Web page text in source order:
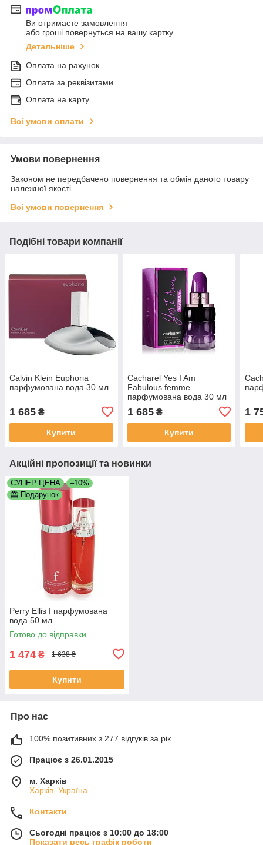
Ви отримаєте замовлення
або гроші повернуться на вашу картку
Детальніше
Оплата на рахунок
Оплата за реквізитами
Оплата на карту
Всі умови оплати
Умови повернення
Законом не передбачено повернення та обмін даного товару
належної якості
Всі умови повернення
Подібні товари компанії
Calvin Klein Euphoria
парфумована вода 30 мл
1 685 ₴
Купити
Cacharel Yes I Am
Fabulous femme
парфумована вода 30 мл
1 685₴
Купити
1
Акційні пропозиції та новинки
СУПЕР ЦЕНА
–10%
Подарунок
Perry Ellis f парфумована
вода 50 мл
Готово до відправки
1 474 ₴ 1 638 ₴
Купити
Про нас
100% позитивних з 277 відгуків за рік
Працює з 26.01.2015
м. Харків
Харків, Україна
Контакти
Сьогодні працює з 10:00 до 18:00
Показати весь графік роботи